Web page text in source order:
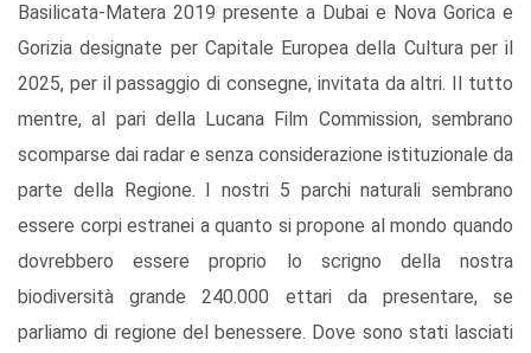
Basilicata-Matera 2019 presente a Dubai e Nova Gorica e
Gorizia designate per Capitale Europea della Cultura per il
2025, per il passaggio di consegne, invitata da altri. Il tutto
mentre, al pari della Lucana Film Commission, sembrano
scomparse dai radar e senza considerazione istituzionale da
parte della Regione. I nostri 5 parchi naturali sembrano
essere corpi estranei a quanto si propone al mondo quando
dovrebbero essere proprio lo scrigno della nostra
biodiversità grande 240.000 ettari da presentare, se
parliamo di regione del benessere. Dove sono stati lasciati